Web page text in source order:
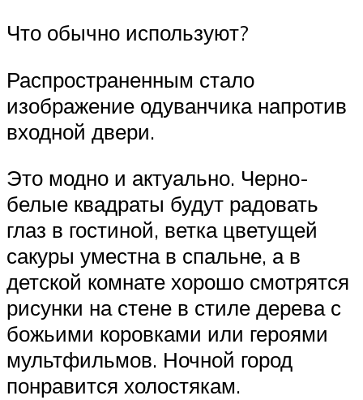
Что обычно используют?
Распространенным стало
изображение одуванчика напротив
входной двери.
Это модно и актуально. Черно-
белые квадраты будут радовать
глаз в гостиной, ветка цветущей
сакуры уместна в спальне, а в
детской комнате хорошо смотрятся
рисунки на стене в стиле дерева с
божьими коровками или героями
мультфильмов. Ночной город
понравится холостякам.